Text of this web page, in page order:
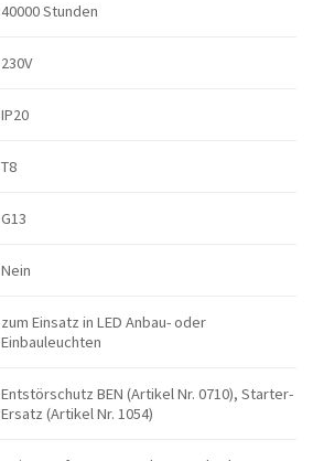
40000 Stunden
230V
IP20
T8
G13
Nein
zum Einsatz in LED Anbau- oder
Einbauleuchten
Entstörschutz BEN (Artikel Nr. 0710), Starter-
Ersatz (Artikel Nr. 1054)